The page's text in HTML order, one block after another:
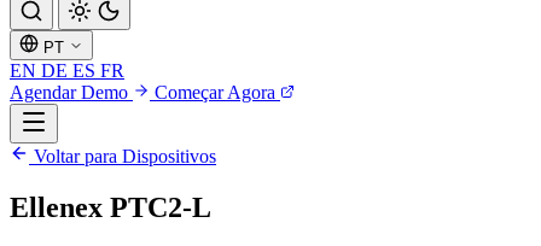
PT
EN DE ES FR
Agendar Demo
Começar Agora
Voltar para Dispositivos
Ellenex PTC2-L